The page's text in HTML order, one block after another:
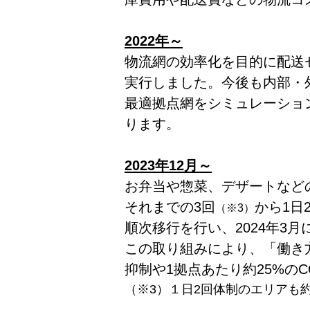
2022年～
物流網の効率化を目的に配
実行しました。今後も内部
最適拠点網をシミュレーシ
ります。
2023年12月～
お弁当や惣菜、デザートな
それまでの3回
（※3） から1日
順次移行を行い、2024年3月
この取り組みにより、「働
抑制や1拠点あたり約25%の
（※3）１ 日2回体制のエリアも